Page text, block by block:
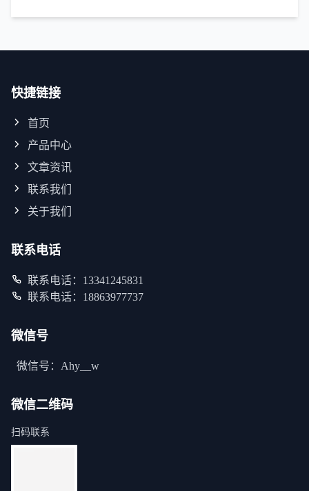
快捷链接
首页
产品中心
文章资讯
联系我们
关于我们
联系电话
联系电话：13341245831
联系电话：18863977737
微信号
微信号：Ahy__w
微信二维码
扫码联系